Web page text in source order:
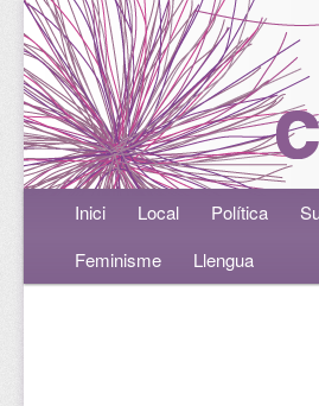
Menú principalAneu al contingut principal
Aneu al contingut secundari
Inici Local Política
Feminisme
Llengua